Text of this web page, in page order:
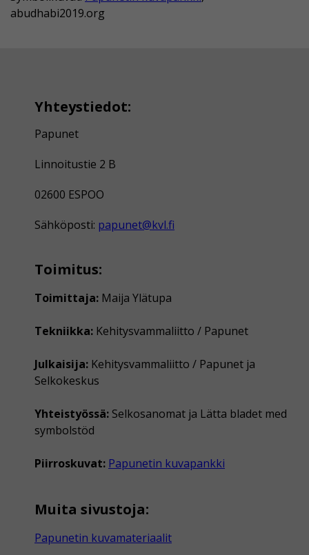
abudhabi2019.org
Yhteystiedot:
Papunet
Linnoitustie 2 B
02600 ESPOO
Sähköposti: papunet@kvl.fi
Toimitus:
Toimittaja: Maija Ylätupa
Tekniikka: Kehitysvammaliitto / Papunet
Julkaisija: Kehitysvammaliitto / Papunet ja
Selkokeskus
Yhteistyössä: Selkosanomat ja Lätta bladet med
symbolstöd
Piirroskuvat: Papunetin kuvapankki
Muita sivustoja:
Papunetin kuvamateriaalit